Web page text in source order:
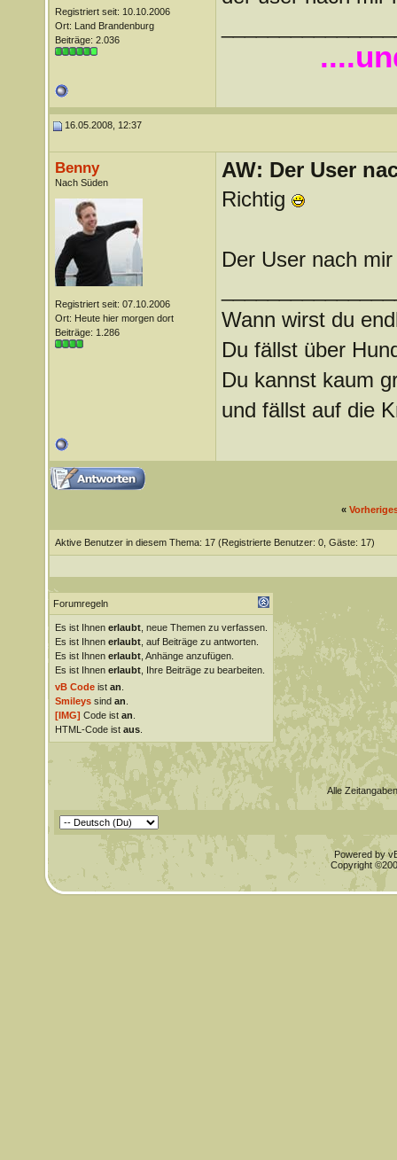
Registriert seit: 10.10.2006
Ort: Land Brandenburg
Beiträge: 2.036
16.05.2008, 12:37
Benny
Nach Süden
Registriert seit: 07.10.2006
Ort: Heute hier morgen dort
Beiträge: 1.286
AW: Der User
Richtig
Der User nach
Wann wirst du
Du fällst über
Du kannst kaum
und fällst auf die
«
Aktive Benutzer in diesem Thema: 17 (Registrierte Benutzer: 0, Gäste: 17)
Forumregeln
Es ist Ihnen erlaubt, neue Themen zu verfassen.
Es ist Ihnen erlaubt, auf Beiträge zu antworten.
Es ist Ihnen erlaubt, Anhänge anzufügen.
Es ist Ihnen erlaubt, Ihre Beiträge zu bearbeiten.
vB Codeist an
Smileyssind an
[IMG] Code ist an
HTML-Code ist aus.
Alle
Powered by
Copyright